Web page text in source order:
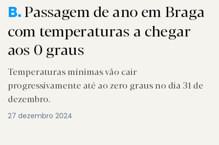
B.Passagem de ano em Braga
com temperaturas a chegar
aos 0 graus
Temperaturas mínimas vão cair
progressivamente até ao zero graus no dia 31 de
dezembro.
27 dezembro 2024